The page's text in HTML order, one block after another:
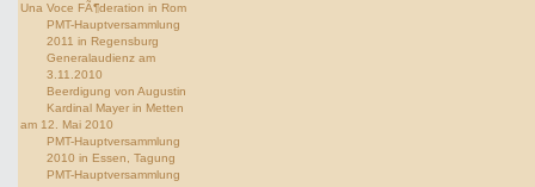
Una Voce FÃ¶deration in Rom
PMT-Hauptversammlung
2011 in Regensburg
Generalaudienz am
3.11.2010
Beerdigung von Augustin
Kardinal Mayer in Metten
am 12. Mai 2010
PMT-Hauptversammlung
2010 in Essen, Tagung
PMT-Hauptversammlung